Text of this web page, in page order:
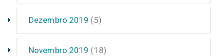
Dezembro 2019 (5)
Novembro 2019 (18)